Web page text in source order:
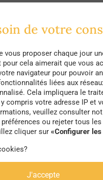
de votre
vous proposer chaque jour
cela aimerait que vous
navigateur pour pouvoir
liées aux
Cela impliquera le
compris votre adresse IP et
veuillez consulter
ou rejeter tous
cliquer sur«Configurer
J'accepte